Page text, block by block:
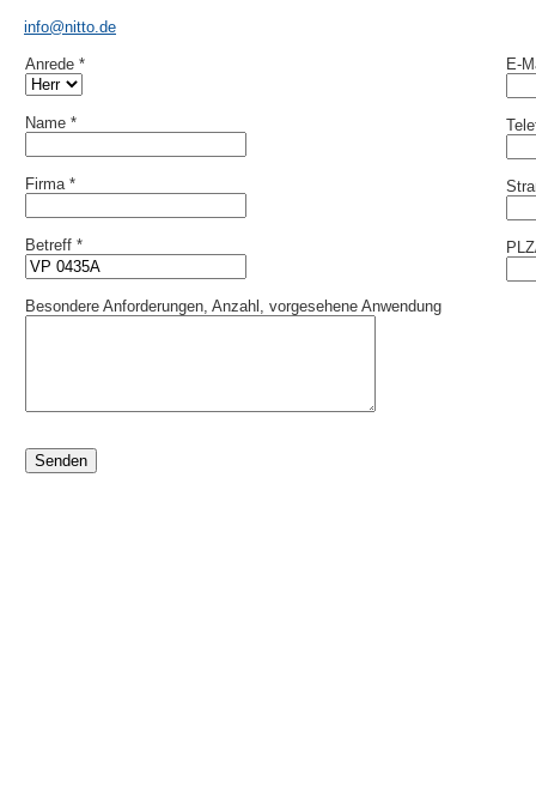
info@nitto.de
Anrede *
Name *
Firma *
Betreff *
Besondere Anforderungen, Anzahl, vorgesehene Anwendung
Senden
E-